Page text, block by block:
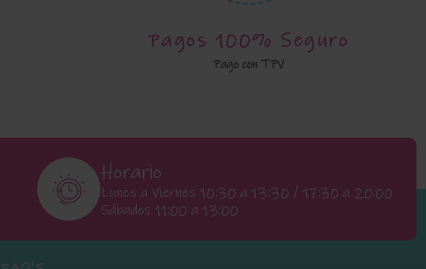
Pagos 100% Seguro
Pago con TPV
Horario
Lunes a Viernes 10:30 a 13:30 / 17:30 a 20:00
Sábados 11:00 a 13:00